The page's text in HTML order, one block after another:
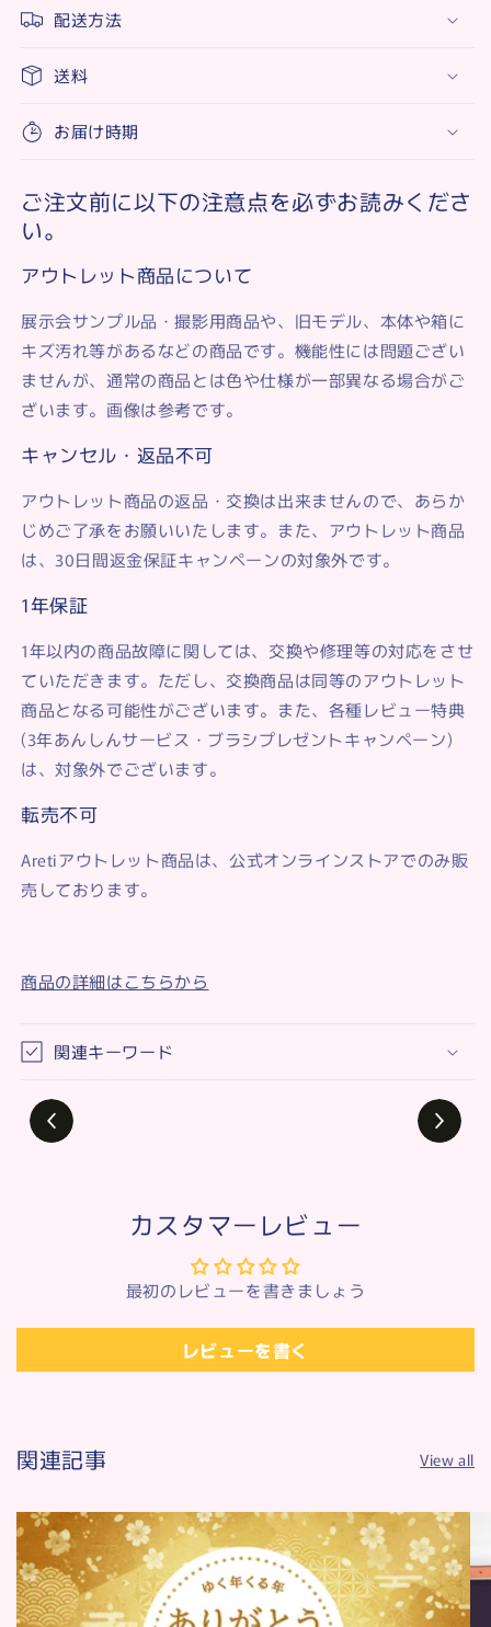
【30%OFF】
質
ず
電
動
洗
顔
ラ
シ
w04-
SMP
電
動
顔
ラ
シ
w04-
SMP
配送方法
送料
お届け時期
ご注文前に以下の注意点を必ずお読みくださ
い。
アウトレット商品について
展示会サンプル品・撮影用商品や、旧モデル、本体や箱に
キズ汚れ等があるなどの商品です。機能性には問題ござい
ませんが、通常の商品とは色や仕様が一部異なる場合がご
ざいます。画像は参考です。
キャンセル・返品不可
アウトレット商品の返品・交換は出来ませんので、あらか
じめご了承をお願いいたします。また、アウトレット商品
は、30日間返金保証キャンペーンの対象外です。
1年保証
1年以内の商品故障に関しては、交換や修理等の対応をさせ
ていただきます。ただし、交換商品は同等のアウトレット
商品となる可能性がございます。また、各種レビュー特典
(3年あんしんサービス・ブラシプレゼントキャンペーン)
は、対象外でございます。
転売不可
Aretiアウトレット商品は、公式オンラインストアでのみ販
売しております。
商品の詳細はこちらから
関連キーワード
カスタマーレビュー
最初のレビューを書きましょう
レビューを書く
関連記事 View all